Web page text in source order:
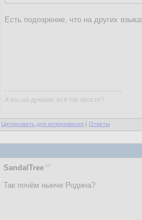
Есть подозрение, что на других
А вы шо думали, всё так просто?
Цитировать для копирования | Ответы
SandalTree
Так почём нынче Родина?